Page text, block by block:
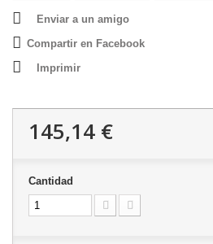
Enviar a un amigo
Compartir en Facebook
Imprimir
145,14 €
Cantidad